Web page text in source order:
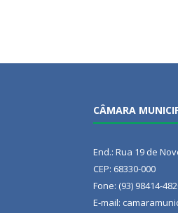
CÂMARA
End.: Rua 19 de
CEP: 68330-000
Fone: (93) 98414-
E-mail: